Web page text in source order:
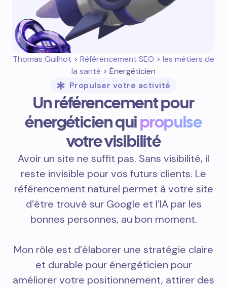
Thomas Guilhot > Référencement SEO > les métiers de
la santé > Énergéticien
Propulser votre activité
Un référencement pour
énergéticien quipropulse
votre visibilité
Avoir un site ne suffit pas. Sans visibilité, il
reste invisible pour vos futurs clients. Le
référencement naturel permet à votre site
d’être trouvé sur Google et l’IA par les
bonnes personnes, au bon moment.
Mon rôle est d’élaborer une stratégie claire
et durable pour énergéticien pour
améliorer votre positionnement, attirer des